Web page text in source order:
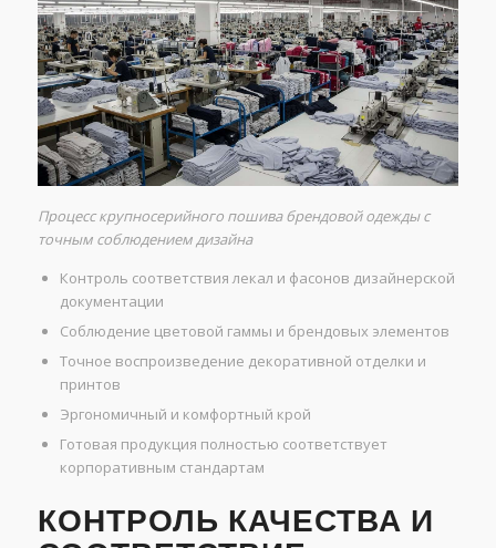
Процесс крупносерийного пошива брендовой одежды с
точным соблюдением дизайна
Контроль соответствия лекал и фасонов дизайнерской
документации
Соблюдение цветовой гаммы и брендовых элементов
Точное воспроизведение декоративной отделки и
принтов
Эргономичный и комфортный крой
Готовая продукция полностью соответствует
корпоративным стандартам
КОНТРОЛЬ КАЧЕСТВА И